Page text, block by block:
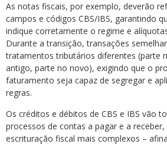
As notas fiscais, por exemplo, deverão
campos e códigos CBS/IBS, garantindo
indique corretamente o regime e
Durante a transição, transações
tratamentos tributários diferentes (parte
antigo, parte no novo), exigindo que o
faturamento seja capaz de segregar e
regras.
Os créditos e débitos de CBS e IBS vão
processos de contas a pagar e a receber,
escrituração fiscal mais complexos –